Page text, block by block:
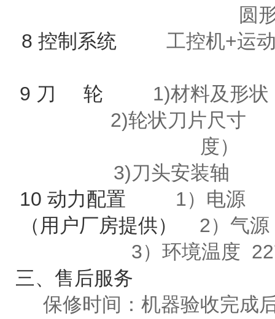
圆
8 控制系统工控机+运
9 刀 轮 1)材料及
2)轮状刀片尺寸
度）
3)刀头安装轴
10 动力配置 1）电源
（用户厂房提供）
2）气
3）环境温度 22
三、售后服务
保修时间：机器验收完成